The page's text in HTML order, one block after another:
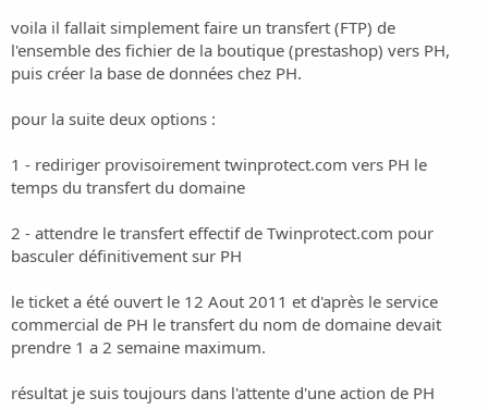
voila il fallait simplement faire un transfert (FTP) de
l'ensemble des fichier de la boutique (prestashop) vers PH,
puis créer la base de données chez PH.
pour la suite deux options :
1 - rediriger provisoirement twinprotect.com vers PH le
temps du transfert du domaine
2 - attendre le transfert effectif de Twinprotect.com pour
basculer définitivement sur PH
le ticket a été ouvert le 12 Aout 2011 et d'après le service
commercial de PH le transfert du nom de domaine devait
prendre 1 a 2 semaine maximum.
résultat je suis toujours dans l'attente d'une action de PH